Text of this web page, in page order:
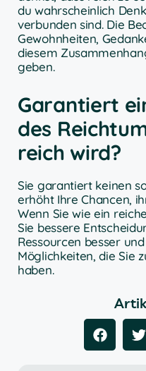
du wahrscheinlich
verbunden sind. Die
Gewohnheiten,
diesem
geben.
Garantiert
des
reich wird?
Sie garantiert keinen
erhöht Ihre Chancen,
Wenn Sie wie ein
Sie bessere
Ressourcen besser
Möglichkeiten, die Sie
haben.